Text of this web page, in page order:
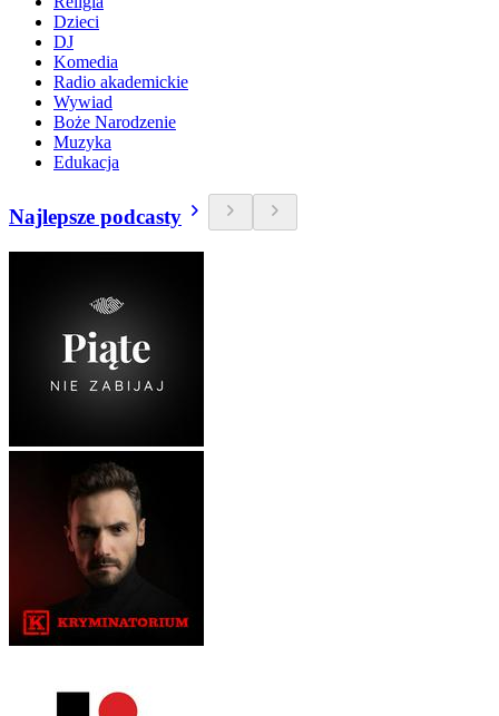
Dzieci
DJ
Komedia
Radio akademickie
Wywiad
Boże Narodzenie
Muzyka
Edukacja
Najlepsze podcasty